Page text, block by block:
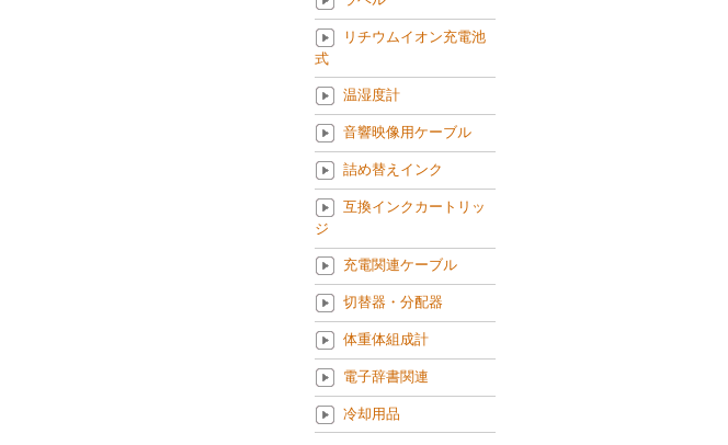
リチウムイオン充電池
式
温湿度計
音響映像用ケーブル
詰め替えインク
互換インクカートリッ
ジ
充電関連ケーブル
切替器・分配器
体重体組成計
電子辞書関連
冷却用品